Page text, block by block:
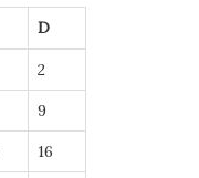
D
2
9
16